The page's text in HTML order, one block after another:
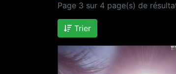
Page 3 sur 4 page(s) de
Trier